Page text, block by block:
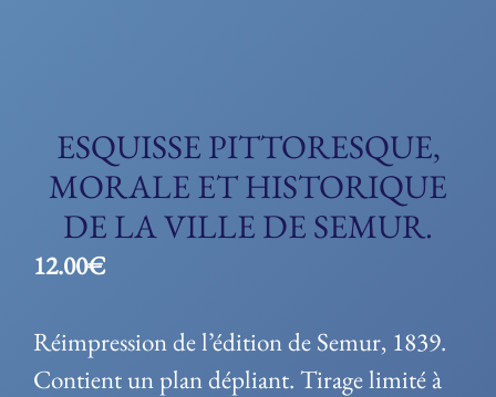
ESQUISSE PITTORESQUE,
MORALE ET HISTORIQUE
DE LA VILLE DE SEMUR.
12.00€
Réimpression de l’édition de Semur, 1839.
Contient un plan dépliant. Tirage limité à